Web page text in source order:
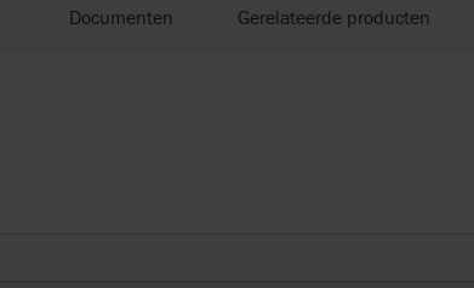
Documenten Gerelateerde producten